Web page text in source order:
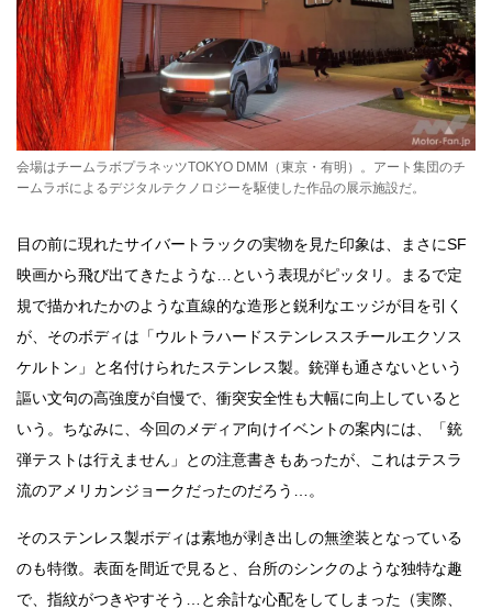
会場はチームラボプラネッツTOKYO DMM（東京・有明）。アート集団のチ
ームラボによるデジタルテクノロジーを駆使した作品の展示施設だ。
目の前に現れたサイバートラックの実物を見た印象は、まさにSF
映画から飛び出てきたような…という表現がピッタリ。まるで定
規で描かれたかのような直線的な造形と鋭利なエッジが目を引く
が、そのボディは「ウルトラハードステンレススチールエクソス
ケルトン」と名付けられたステンレス製。銃弾も通さないという
謳い文句の高強度が自慢で、衝突安全性も大幅に向上していると
いう。ちなみに、今回のメディア向けイベントの案内には、「銃
弾テストは行えません」との注意書きもあったが、これはテスラ
流のアメリカンジョークだったのだろう…。
そのステンレス製ボディは素地が剥き出しの無塗装となっている
のも特徴。表面を間近で見ると、台所のシンクのような独特な趣
で、指紋がつきやすそう…と余計な心配をしてしまった（実際、